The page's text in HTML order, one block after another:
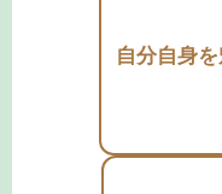
自分自身